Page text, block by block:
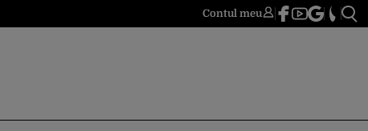
Contul meu